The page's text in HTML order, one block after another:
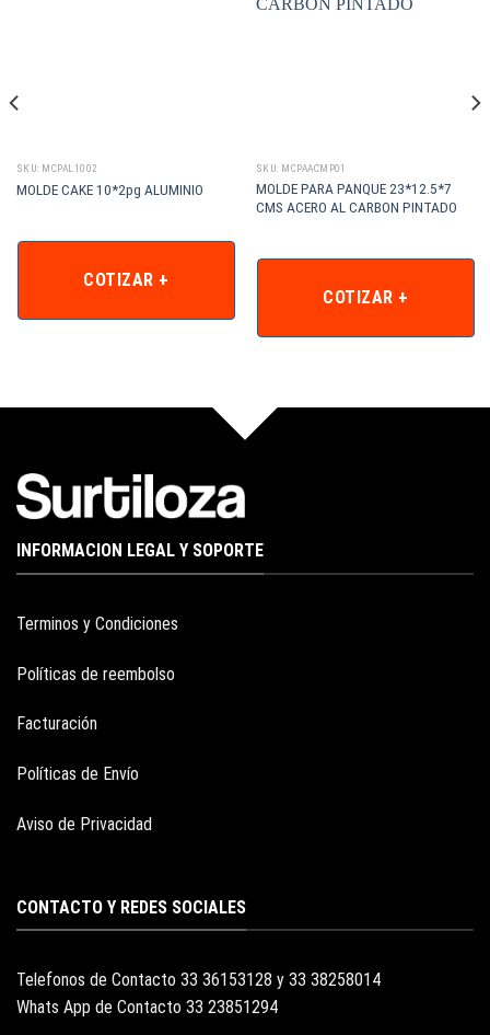
SKU: MCPAL1002
MOLDE CAKE 10*2pg ALUMINIO
COTIZAR +
SKU: MCPAACMP01
MOLDE PARA PANQUE 23*12.5*7
CMS ACERO AL CARBON PINTADO
COTIZAR +
INFORMACION LEGAL Y SOPORTE
Terminos y Condiciones
Políticas de reembolso
Facturación
Políticas de Envío
Aviso de Privacidad
CONTACTO Y REDES SOCIALES
Telefonos de Contacto 33 36153128 y 33 38258014
Whats App de Contacto 33 23851294